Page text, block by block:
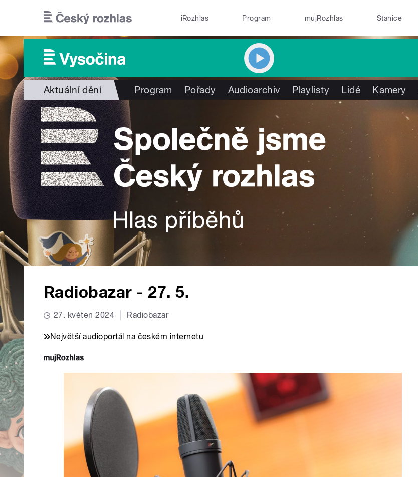
iRozhlas Program mujRozhlas Stanice
Aktuální dění Program Pořady Audioarchiv Playlisty Lidé Kamery
Radiobazar - 27. 5.
27. květen 2024 Radiobazar
Největší audioportál na českém internetu